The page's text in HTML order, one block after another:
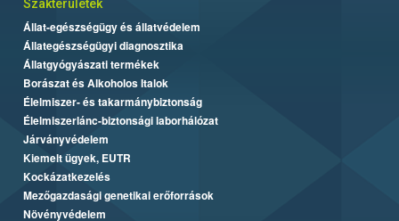
Szakterületek
Állat-egészségügy és állatvédelem
Állategészségügyi diagnosztika
Állatgyógyászati termékek
Borászat és Alkoholos Italok
Élelmiszer- és takarmánybiztonság
Élelmiszerlánc-biztonsági laborhálózat
Járványvédelem
Kiemelt ügyek, EUTR
Kockázatkezelés
Mezőgazdasági genetikai erőforrások
Növényvédelem